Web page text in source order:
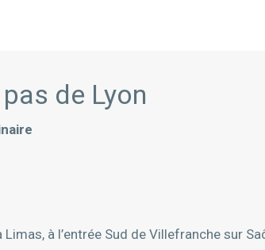
de Lyon
Limas, à l’entrée Sud de Villefranche sur